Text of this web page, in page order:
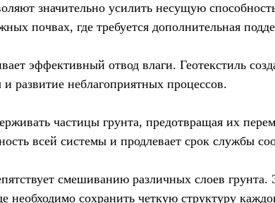
значительно усилить несущую
почвах, где требуется дополнительная
эффективный отвод влаги. Геотекстиль
развитие неблагоприятных процессов.
частицы грунта, предотвращая их
всей системы и продлевает срок службы
смешиванию различных слоев
необходимо сохранить четкую структуру